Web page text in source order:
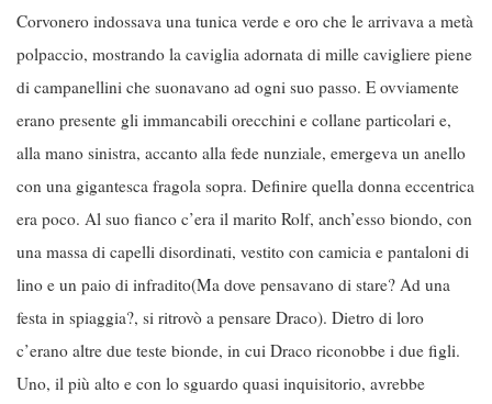
Corvonero indossava una tunica verde e oro che le arrivava a metà
polpaccio, mostrando la caviglia adornata di mille cavigliere piene
di campanellini che suonavano ad ogni suo passo. E ovviamente
erano presente gli immancabili orecchini e collane particolari e,
alla mano sinistra, accanto alla fede nunziale, emergeva un anello
con una gigantesca fragola sopra. Definire quella donna eccentrica
era poco. Al suo fianco c’era il marito Rolf, anch’esso biondo, con
una massa di capelli disordinati, vestito con camicia e pantaloni di
lino e un paio di infradito(Ma dove pensavano di stare? Ad una
festa in spiaggia?, si ritrovò a pensare Draco). Dietro di loro
c’erano altre due teste bionde, in cui Draco riconobbe i due figli.
Uno, il più alto e con lo sguardo quasi inquisitorio, avrebbe